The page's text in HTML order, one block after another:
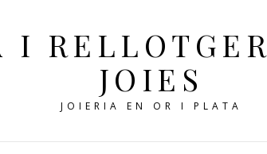
I
JOIES
JOIERIA EN OR I PLATA